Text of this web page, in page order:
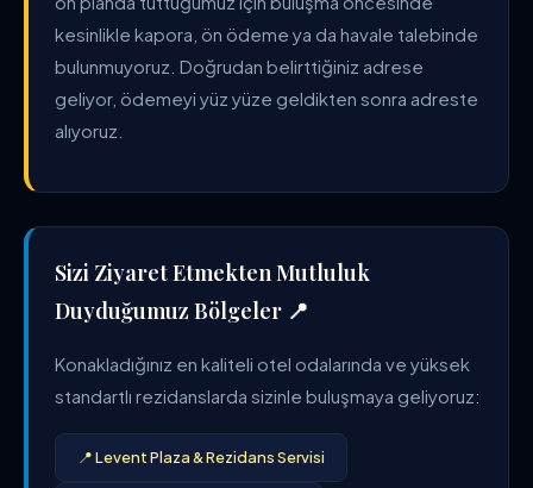
kesinlikle kapora, ön ödeme ya da havale talebinde
bulunmuyoruz. Doğrudan belirttiğiniz adrese
geliyor, ödemeyi yüz yüze geldikten sonra adreste
alıyoruz.
Sizi Ziyaret Etmekten Mutluluk
Duyduğumuz Bölgeler 📍
Konakladığınız en kaliteli otel odalarında ve yüksek
standartlı rezidanslarda sizinle buluşmaya geliyoruz:
📍 Levent Plaza & Rezidans Servisi